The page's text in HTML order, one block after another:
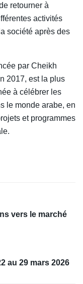
retourner à
activités
société après des
par Cheikh
2017, est la plus
à célébrer les
le monde arabe, en
et programmes
vers le marché
au 29 mars 2026